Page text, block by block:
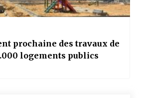
prochaine des travaux de
logements publics